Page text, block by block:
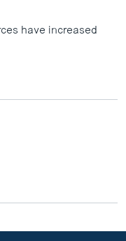
have increased